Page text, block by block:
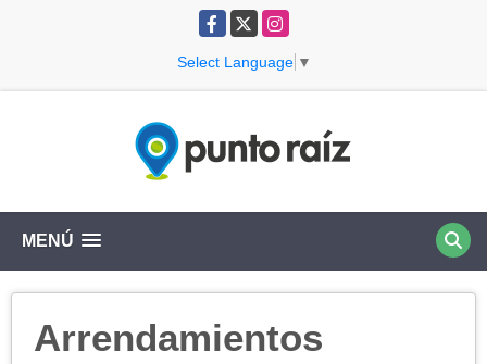
Facebook
X Instagram
Select Language ▼
MENÚ
Arrendamientos